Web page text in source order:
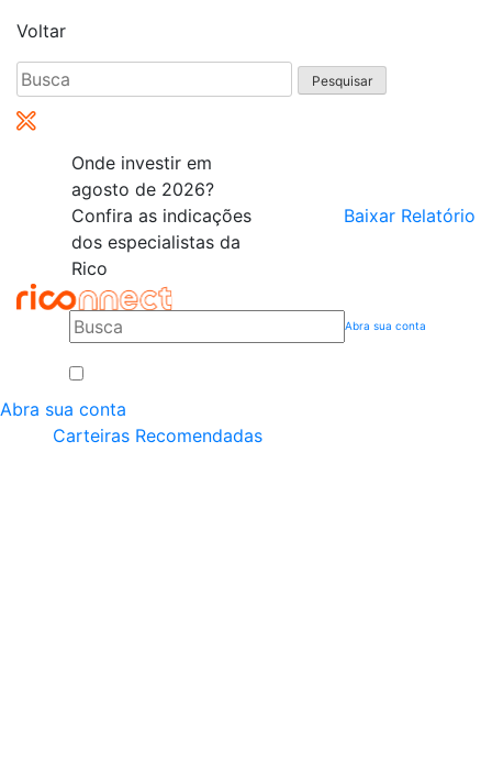
Voltar
Pesquisar
por:
Onde investir em
agosto de 2026?
Confira as indicações
dos especialistas da
Rico
Baixar Relatório
Abra sua conta
Abra sua conta
Carteiras Recomendadas